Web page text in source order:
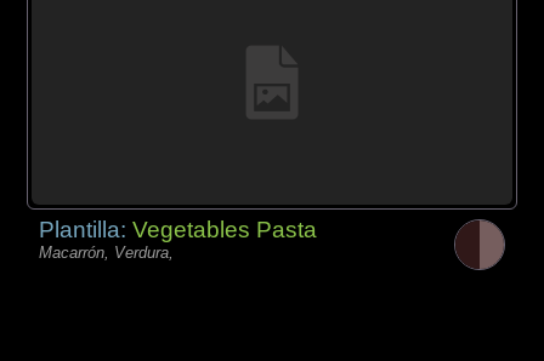
Plantilla:Vegetables Pasta
Macarrón, Verdura,